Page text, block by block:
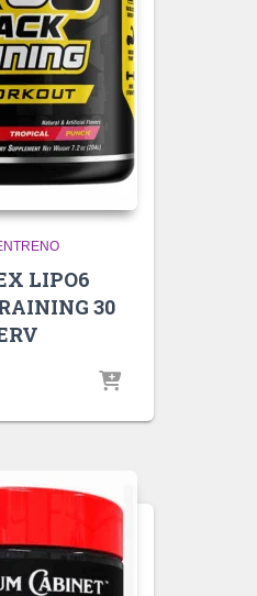
LIPO6
30